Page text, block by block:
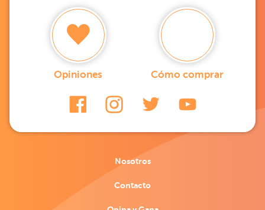
Opiniones Cómo comprar
Nosotros
Contacto